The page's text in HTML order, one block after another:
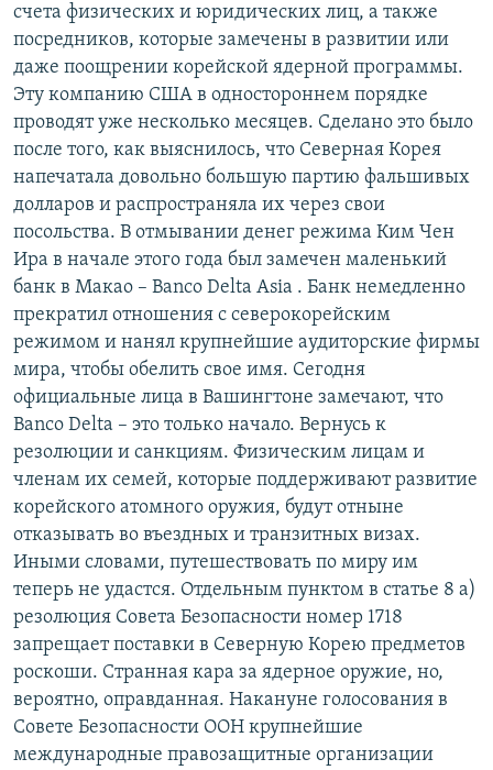
счета физических и юридических лиц, а также
посредников, которые замечены в развитии или
даже поощрении корейской ядерной программы.
Эту компанию США в одностороннем порядке
проводят уже несколько месяцев. Сделано это было
после того, как выяснилось, что Северная Корея
напечатала довольно большую партию фальшивых
долларов и распространяла их через свои
посольства. В отмывании денег режима Ким Чен
Ира в начале этого года был замечен маленький
банк в Макао – Banco Delta Asia . Банк немедленно
прекратил отношения с северокорейским
режимом и нанял крупнейшие аудиторские фирмы
мира, чтобы обелить свое имя. Сегодня
официальные лица в Вашингтоне замечают, что
Banco Delta – это только начало. Вернусь к
резолюции и санкциям. Физическим лицам и
членам их семей, которые поддерживают развитие
корейского атомного оружия, будут отныне
отказывать во въездных и транзитных визах.
Иными словами, путешествовать по миру им
теперь не удастся. Отдельным пунктом в статье 8 а)
резолюция Совета Безопасности номер 1718
запрещает поставки в Северную Корею предметов
роскоши. Странная кара за ядерное оружие, но,
вероятно, оправданная. Накануне голосования в
Совете Безопасности ООН крупнейшие
международные правозащитные организации